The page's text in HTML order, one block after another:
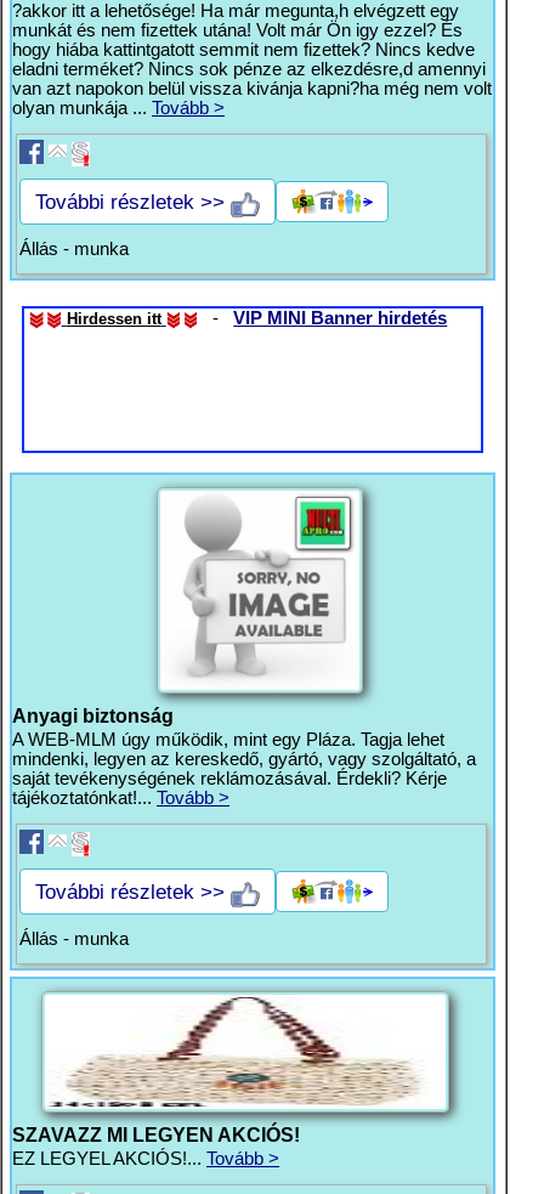
?akkor itt a lehetősége! Ha már megunta,h elvégzett egy
munkát és nem fizettek utána! Volt már Ön igy ezzel? És
hogy hiába kattintgatott semmit nem fizettek? Nincs kedve
eladni terméket? Nincs sok pénze az elkezdésre,d amennyi
van azt napokon belül vissza kivánja kapni?ha még nem volt
olyan munkája ... Tovább >
További részletek >>
Állás - munka
Hirdessen itt -VIP MINI Banner hirdetés
Anyagi biztonság
A WEB-MLM úgy működik, mint egy Pláza. Tagja lehet
mindenki, legyen az kereskedő, gyártó, vagy szolgáltató, a
saját tevékenységének reklámozásával. Érdekli? Kérje
tájékoztatónkat!... Tovább >
További részletek >>
Állás - munka
SZAVAZZ MI LEGYEN AKCIÓS!
EZ LEGYEL AKCIÓS!... Tovább >